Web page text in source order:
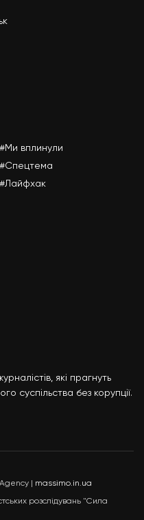
#Ми вплинули
#Спецтема
#Лайфхак
які прагнуть
суспільства без корупції.
| massimo.in.ua
розслідувань "Сила